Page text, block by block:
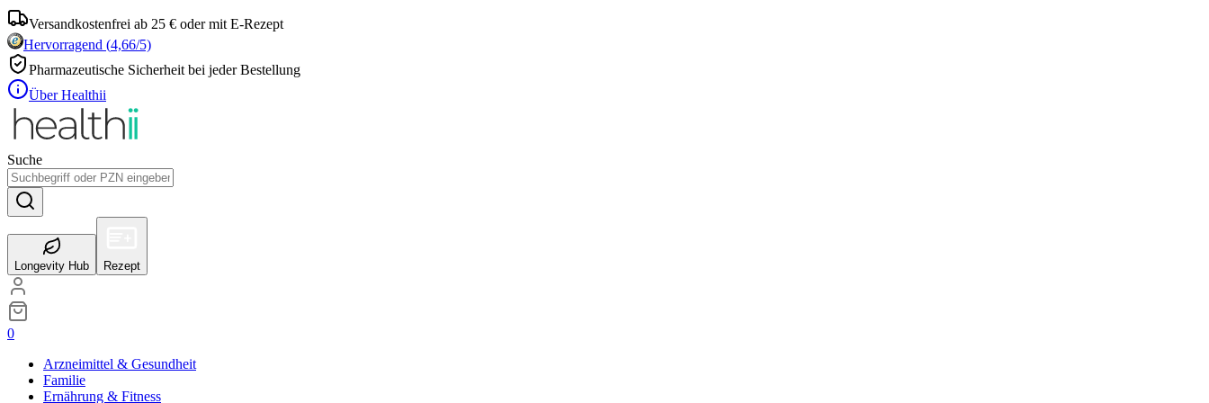
Versandkostenfrei ab 25 € oder mit E-Rezept
Hervorragend (4,66/5)
Pharmazeutische Sicherheit bei jeder Bestellung
Über Healthii
Suche
Longevity Hub Rezept
0
Arzneimittel & Gesundheit
Familie
Ernährung & Fitness